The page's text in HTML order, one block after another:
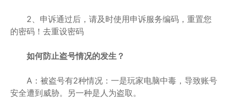
2、申诉通过后，请及时使用申诉服务编码，重置您
的密码！去重设密码
如何防止盗号情况的发生？
A：被盗号有2种情况：一是玩家电脑中毒，导致账号
安全遭到威胁。另一种是人为盗取。